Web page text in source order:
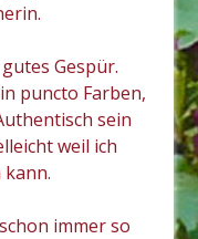
Gespür.
puncto Farben,
sein
weil ich
immer so